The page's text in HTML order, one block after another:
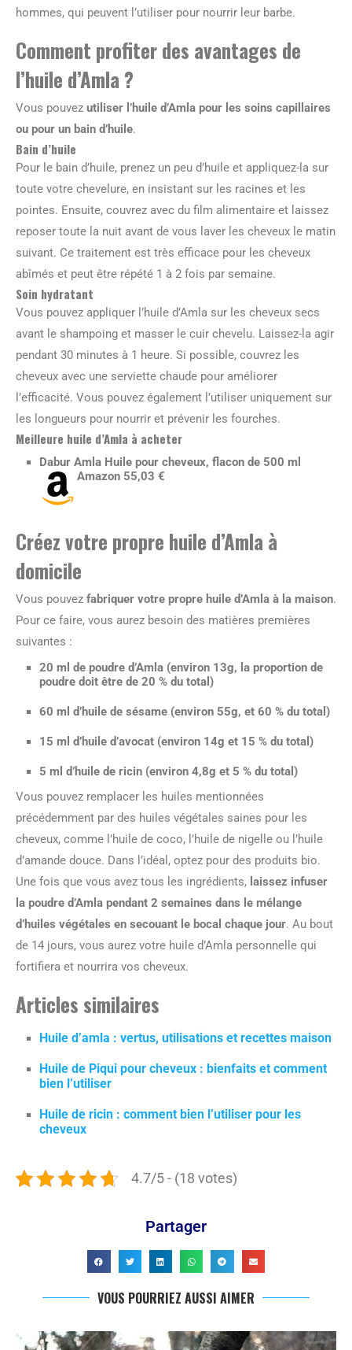
hommes, qui peuvent l’utiliser pour nourrir leur barbe.
Comment profiter des avantages de
l’huile d’Amla ?
Vous pouvez utiliser l’huile d’Amla pour les soins capillaires
ou pour un bain d’huile.
Bain d’huile
Pour le bain d’huile, prenez un peu d’huile et appliquez-la sur
toute votre chevelure, en insistant sur les racines et les
pointes. Ensuite, couvrez avec du film alimentaire et laissez
reposer toute la nuit avant de vous laver les cheveux le matin
suivant. Ce traitement est très efficace pour les cheveux
abîmés et peut être répété 1 à 2 fois par semaine.
Soin hydratant
Vous pouvez appliquer l’huile d’Amla sur les cheveux secs
avant le shampoing et masser le cuir chevelu. Laissez-la agir
pendant 30 minutes à 1 heure. Si possible, couvrez les
cheveux avec une serviette chaude pour améliorer
l’efficacité. Vous pouvez également l’utiliser uniquement sur
les longueurs pour nourrir et prévenir les fourches.
Meilleure huile d’Amla à acheter
Dabur Amla Huile pour cheveux, flacon de 500 ml
Amazon 55,03 €
Créez votre propre huile d’Amla à
domicile
Vous pouvez fabriquer votre propre huile d’Amla à la maison.
Pour ce faire, vous aurez besoin des matières premières
suivantes :
20 ml de poudre d’Amla (environ 13g, la proportion de
poudre doit être de 20 % du total)
60 ml d’huile de sésame (environ 55g, et 60 % du total)
15 ml d’huile d’avocat (environ 14g et 15 % du total)
5 ml d’huile de ricin (environ 4,8g et 5 % du total)
Vous pouvez remplacer les huiles mentionnées
précédemment par des huiles végétales saines pour les
cheveux, comme l’huile de coco, l’huile de nigelle ou l’huile
d’amande douce. Dans l’idéal, optez pour des produits bio.
Une fois que vous avez tous les ingrédients, laissez infuser
la poudre d’Amla pendant 2 semaines dans le mélange
d’huiles végétales en secouant le bocal chaque jour. Au bout
de 14 jours, vous aurez votre huile d’Amla personnelle qui
fortifiera et nourrira vos cheveux.
Articles similaires
Huile d’amla : vertus, utilisations et recettes maison
Huile de Piqui pour cheveux : bienfaits et comment
bien l’utiliser
Huile de ricin : comment bien l’utiliser pour les
cheveux
4.7/5 - (18 votes)
Partager
VOUS POURRIEZ AUSSI AIMER